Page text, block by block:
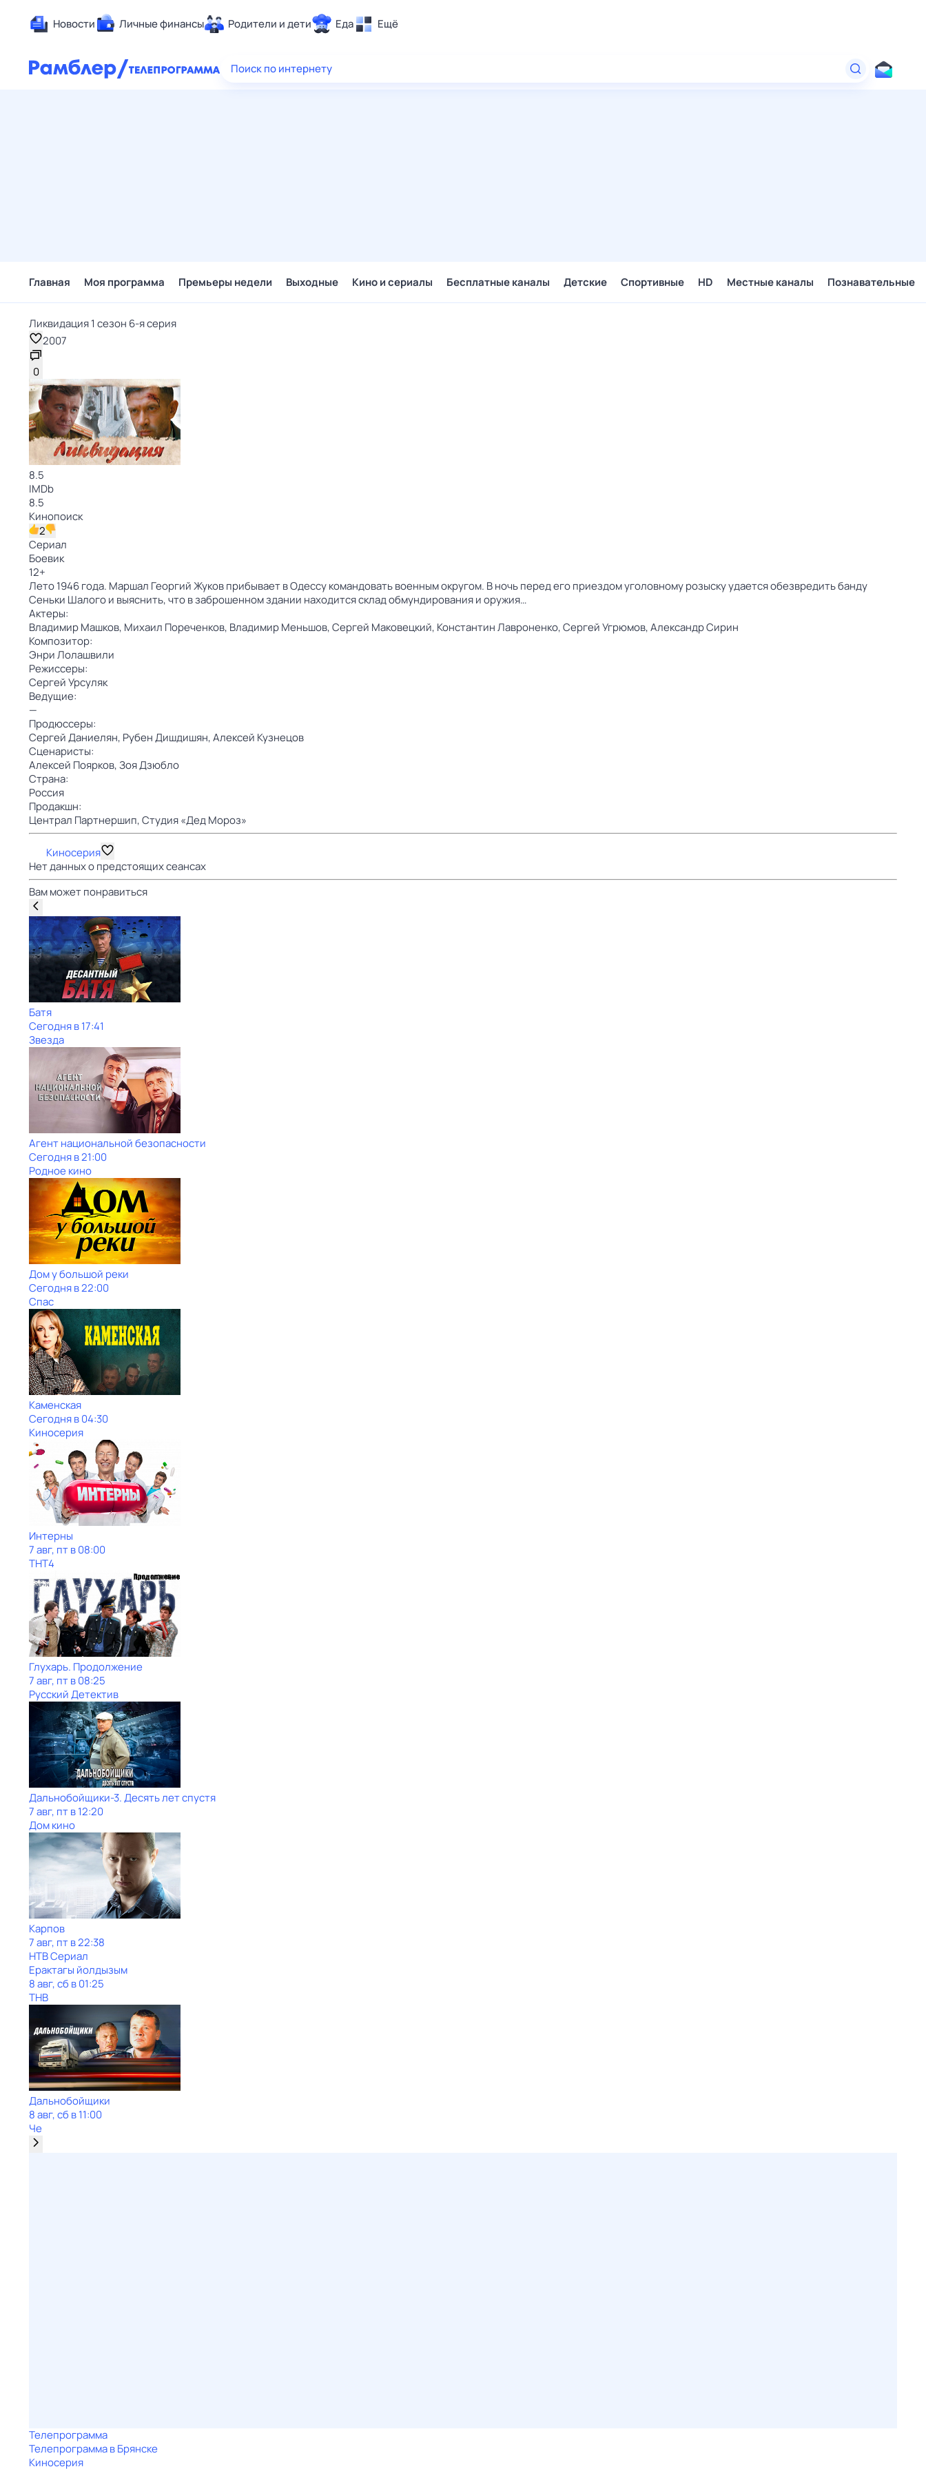
Новости Личные финансы Родители и дети Еда Ещё
Здоровье
Поиск по интернету
Главная Моя программа Премьеры недели Выходные Кино и сериалы Бесплатные каналы Детские Спортивные HD Местные каналы Познавательные
Ликвидация 1 сезон 6-я серия
2007
0
8.5
IMDb
8.5
Кинопоиск
2
Сериал
Боевик
12+
Лето 1946 года. Маршал Георгий Жуков прибывает в Одессу командовать военным округом. В ночь перед его приездом уголовному розыску удается обезвредить банду
Сеньки Шалого и выяснить, что в заброшенном здании находится склад обмундирования и оружия…
Актеры:
Владимир Машков, Михаил Пореченков, Владимир Меньшов,Сергей Маковецкий, Константин Лавроненко,Сергей Угрюмов,Александр Сирин
Композитор:
Энри Лолашвили
Режиссеры:
Сергей Урсуляк
Ведущие:
—
Продюссеры:
Сергей Даниелян, Рубен Дишдишян,Алексей Кузнецов
Сценаристы:
Алексей Поярков,Зоя Дзюбло
Страна:
Россия
Продакшн:
Централ Партнершип,Студия «Дед Мороз»
Киносерия
Нет данных о предстоящих сеансах
Вам может понравиться
Батя
Сегодня в 17:41
Звезда
Агент национальной безопасности
Сегодня в 21:00
Родное кино
Дом у большой реки
Сегодня в 22:00
Спас
Каменская
Сегодня в 04:30
Киносерия
Интерны
7 авг, пт в 08:00
ТНТ4
Глухарь. Продолжение
7 авг, пт в 08:25
Русский Детектив
Дальнобойщики-3. Десять лет спустя
7 авг, пт в 12:20
Дом кино
Карпов
7 авг, пт в 22:38
НТВ Сериал
Ерактагы йолдызым
8 авг, сб в 01:25
ТНВ
Дальнобойщики
8 авг, сб в 11:00
Че
Телепрограмма
Телепрограмма в Брянске
Киносерия